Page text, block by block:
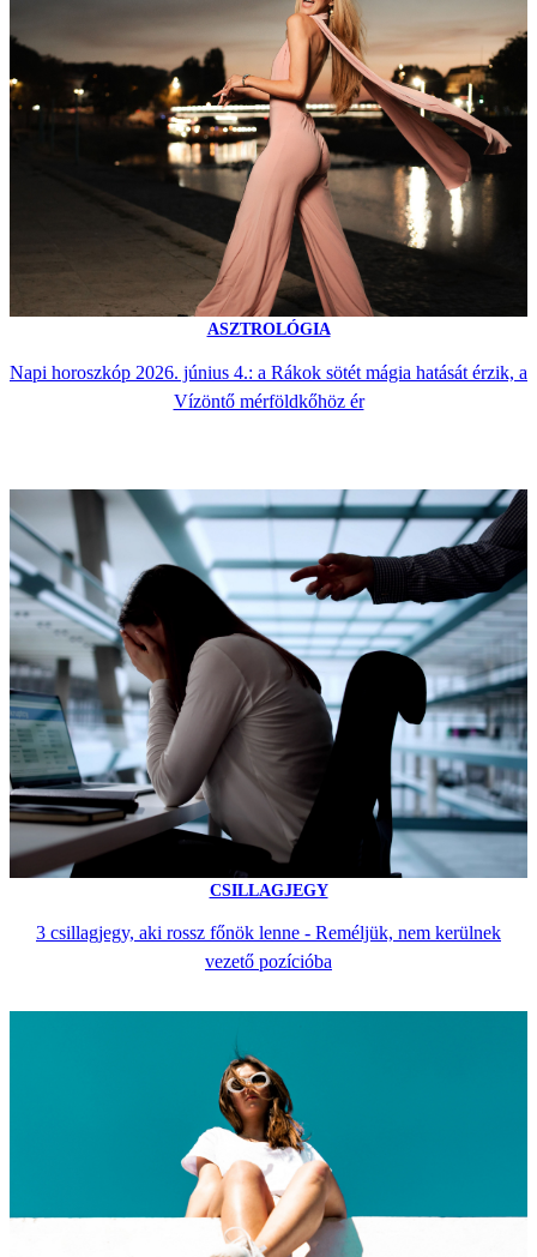
ASZTROLÓGIA
Napi horoszkóp 2026. június 4.: a Rákok sötét mágia hatását érzik, a
Vízöntő mérföldkőhöz ér
CSILLAGJEGY
3 csillagjegy, aki rossz főnök lenne - Reméljük, nem kerülnek
vezető pozícióba